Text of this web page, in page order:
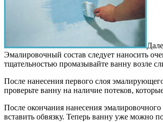
Эмалировочный состав следует наносить
тщательностью промазывайте ванну возле
После нанесения первого слоя
проверьте ванну на наличие потеков,
После окончания нанесения
вставить обвязку. Теперь ванну уже можно